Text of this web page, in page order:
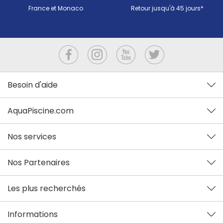
France et Monaco Retour jusqu'à 45 jours*
Besoin d'aide
AquaPiscine.com
Nos services
Nos Partenaires
Les plus recherchés
Informations